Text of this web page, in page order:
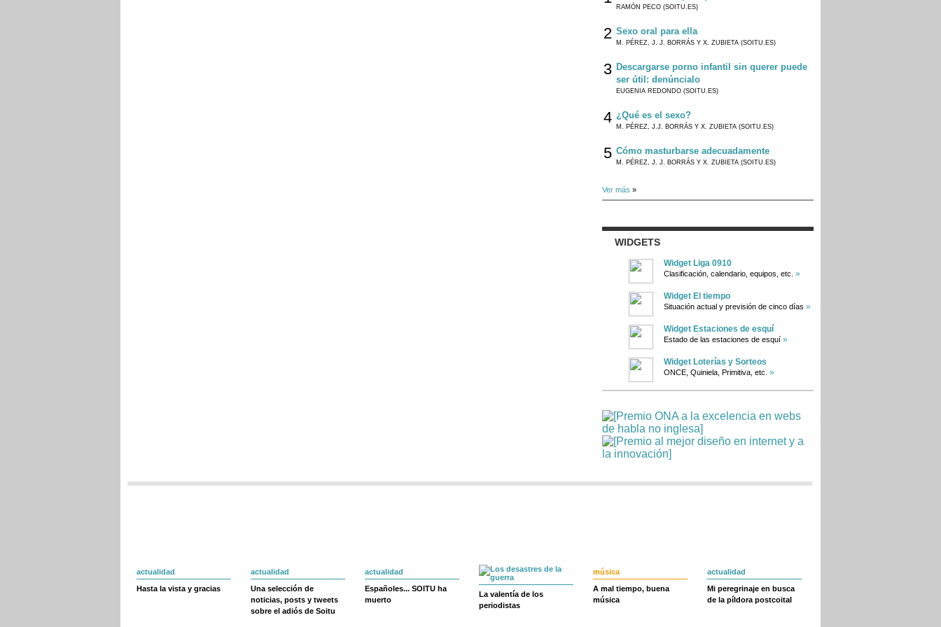
RAMÓN PECO (SOITU.ES)
2 Sexo oral para ella
M. PÉREZ, J. J. BORRÁS Y X. ZUBIETA (SOITU.ES)
3 Descargarse porno infantil sin querer puede
ser útil: denúncialo
EUGENIA REDONDO (SOITU.ES)
4 ¿Qué es el sexo?
M. PÉREZ, J.J. BORRÁS Y X. ZUBIETA (SOITU.ES)
5 Cómo masturbarse adecuadamente
M. PÉREZ, J. J. BORRÁS Y X. ZUBIETA (SOITU.ES)
Ver más »
WIDGETS
Widget Liga 0910
Clasificación, calendario, equipos, etc. »
Widget El tiempo
Situación actual y previsión de cinco días »
Widget Estaciones de esquí
Estado de las estaciones de esquí »
Widget Loterías y Sorteos
ONCE, Quiniela, Primitiva, etc. »
actualidad
Hasta la vista y gracias
actualidad
Una selección de
noticias, posts y tweets
sobre el adiós de Soitu
actualidad
Españoles... SOITU ha
muerto
La valentía de los
periodistas
música
A mal tiempo, buena
música
actualidad
Mi peregrinaje en busca
de la píldora postcoital